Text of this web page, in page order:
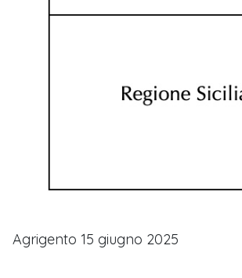
Agrigento 15 giugno 2025